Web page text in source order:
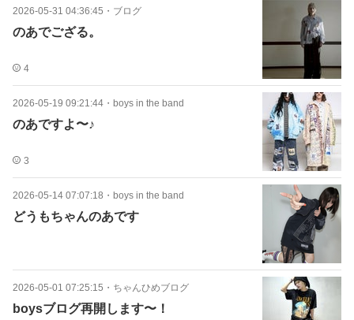
2026-05-31 04:36:45 ・ ブログ
のあでござる。
4
2026-05-19 09:21:44 ・ boys in the band
のあですよ〜♪
3
2026-05-14 07:07:18 ・ boys in the band
どうもちゃんのあです
2026-05-01 07:25:15 ・ ちゃんひめブログ
boysブログ再開します〜！